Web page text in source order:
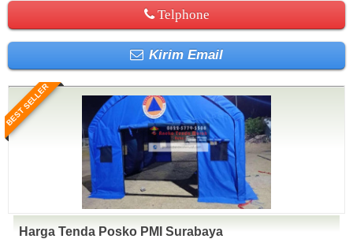
Telphone
Kirim Email
BEST SELLER
Harga Tenda Posko PMI Surabaya